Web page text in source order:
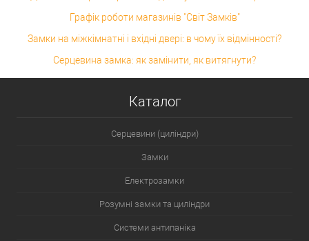
Графік роботи магазинів "Світ Замків"
Замки на міжкімнатні і вхідні двері: в чому їх відмінності?
Серцевина замка: як замінити, як витягнути?
Каталог
Серцевини (циліндри)
Замки
Електрозамки
Розумні замки та циліндри
Системи антипаніка